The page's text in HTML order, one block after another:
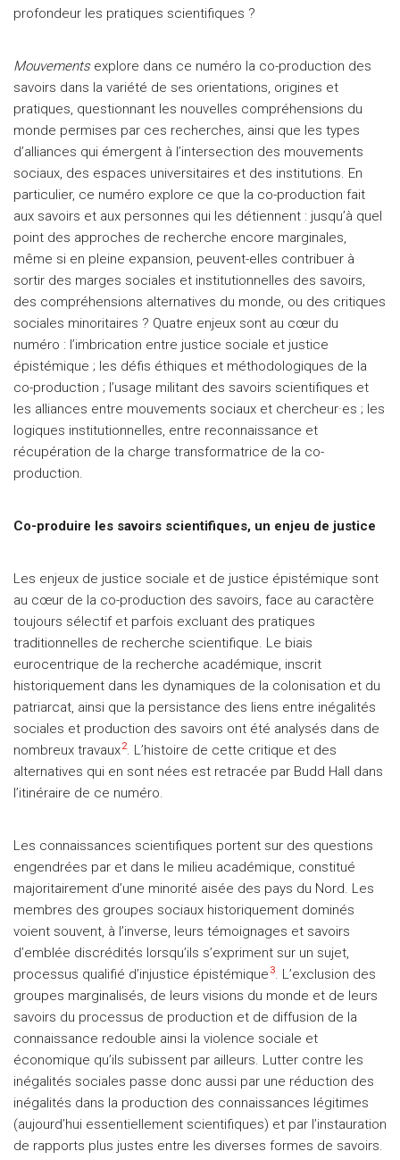
profondeur les pratiques scientifiques ?
Mouvementsexplore dans ce numéro la co-production des
savoirs dans la variété de ses orientations, origines et
pratiques, questionnant les nouvelles compréhensions du
monde permises par ces recherches, ainsi que les types
d’alliances qui émergent à l’intersection des mouvements
sociaux, des espaces universitaires et des institutions. En
particulier, ce numéro explore ce que la co-production fait
aux savoirs et aux personnes qui les détiennent : jusqu’à quel
point des approches de recherche encore marginales,
même si en pleine expansion, peuvent-elles contribuer à
sortir des marges sociales et institutionnelles des savoirs,
des compréhensions alternatives du monde, ou des critiques
sociales minoritaires ? Quatre enjeux sont au cœur du
numéro : l’imbrication entre justice sociale et justice
épistémique ; les défis éthiques et méthodologiques de la
co-production ; l’usage militant des savoirs scientifiques et
les alliances entre mouvements sociaux et chercheur·es ; les
logiques institutionnelles, entre reconnaissance et
récupération de la charge transformatrice de la co-
production.
Co-produire les savoirs scientifiques, un enjeu de justice
Les enjeux de justice sociale et de justice épistémique sont
au cœur de la co-production des savoirs, face au caractère
toujours sélectif et parfois excluant des pratiques
traditionnelles de recherche scientifique. Le biais
eurocentrique de la recherche académique, inscrit
historiquement dans les dynamiques de la colonisation et du
patriarcat, ainsi que la persistance des liens entre inégalités
sociales et production des savoirs ont été analysés dans de
nombreux travaux2. L’histoire de cette critique et des
alternatives qui en sont nées est retracée par Budd Hall dans
l’itinéraire de ce numéro.
Les connaissances scientifiques portent sur des questions
engendrées par et dans le milieu académique, constitué
majoritairement d’une minorité aisée des pays du Nord. Les
membres des groupes sociaux historiquement dominés
voient souvent, à l’inverse, leurs témoignages et savoirs
d’emblée discrédités lorsqu’ils s’expriment sur un sujet,
processus qualifié d’injustice épistémique 3. L’exclusion des
groupes marginalisés, de leurs visions du monde et de leurs
savoirs du processus de production et de diffusion de la
connaissance redouble ainsi la violence sociale et
économique qu’ils subissent par ailleurs. Lutter contre les
inégalités sociales passe donc aussi par une réduction des
inégalités dans la production des connaissances légitimes
(aujourd’hui essentiellement scientifiques) et par l’instauration
de rapports plus justes entre les diverses formes de savoirs.